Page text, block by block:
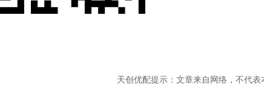
天创优配提示：文章来自网络，不代表